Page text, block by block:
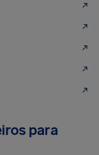
para